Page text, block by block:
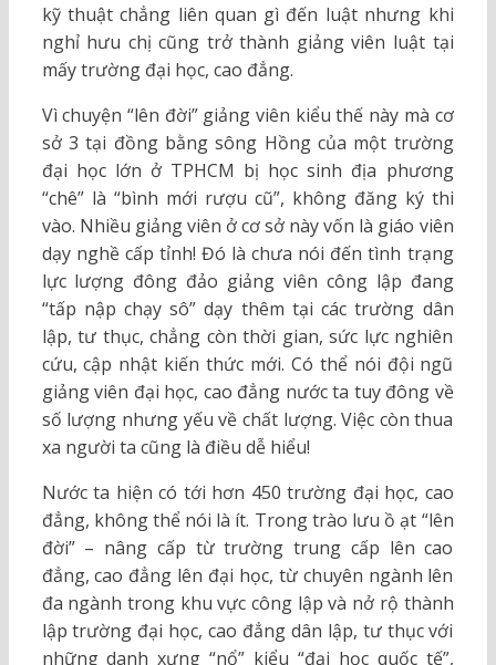
kỹ thuật chẳng liên quan gì đến luật nhưng khi
nghỉ hưu chị cũng trở thành giảng viên luật tại
mấy trường đại học, cao đẳng.
Vì chuyện “lên đời” giảng viên kiểu thế này mà cơ
sở 3 tại đồng bằng sông Hồng của một trường
đại học lớn ở TPHCM bị học sinh địa phương
“chê” là “bình mới rượu cũ”, không đăng ký thi
vào. Nhiều giảng viên ở cơ sở này vốn là giáo viên
dạy nghề cấp tỉnh! Đó là chưa nói đến tình trạng
lực lượng đông đảo giảng viên công lập đang
“tấp nập chạy sô” dạy thêm tại các trường dân
lập, tư thục, chẳng còn thời gian, sức lực nghiên
cứu, cập nhật kiến thức mới. Có thể nói đội ngũ
giảng viên đại học, cao đẳng nước ta tuy đông về
số lượng nhưng yếu về chất lượng. Việc còn thua
xa người ta cũng là điều dễ hiểu!
Nước ta hiện có tới hơn 450 trường đại học, cao
đẳng, không thể nói là ít. Trong trào lưu ồ ạt “lên
đời” – nâng cấp từ trường trung cấp lên cao
đẳng, cao đẳng lên đại học, từ chuyên ngành lên
đa ngành trong khu vực công lập và nở rộ thành
lập trường đại học, cao đẳng dân lập, tư thục với
những danh xưng “nổ” kiểu “đại học quốc tế”,